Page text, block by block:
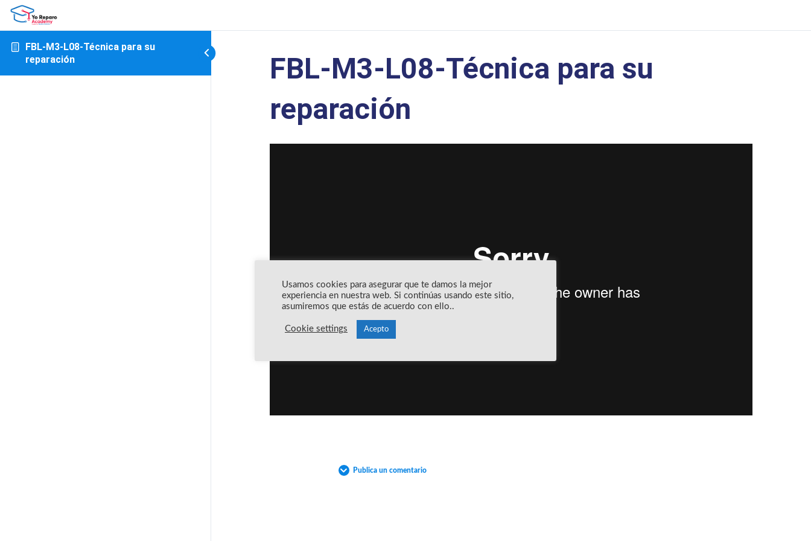
FBL-M3-L08-Técnica para su
reparación
FBL-M3-L08-Técnica para su
reparación
Publica un comentario
Usamos cookies para asegurar que te damos la mejor
experiencia en nuestra web. Si continúas usando este sitio,
asumiremos que estás de acuerdo con ello..
Cookie settings Acepto